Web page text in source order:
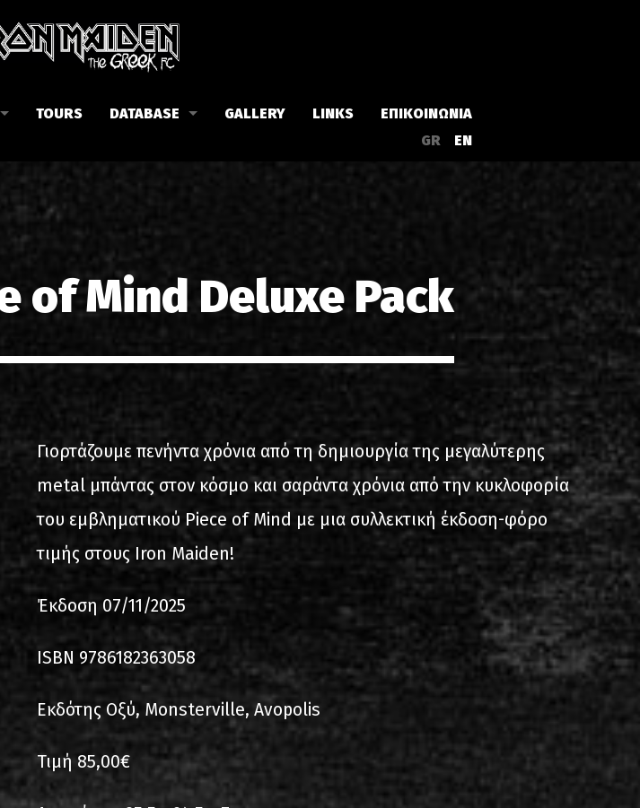
στην Ελλάδα
Ελλάδα
1988-09-13 Νέα Φιλαδέλφεια
1998-09-04 Λυκαβηττός
2000-11-10 Άγιος Κοσμάς
2005-06-21 Μαλακάσα
2008-08-02 Μαλακάσα
2011-06-17 Μαλακάσα
2018-07-20 Μαλακάσα
2022-07-16 Ολυμπιακό Στάδιο
TOURS DATABASE
Singles
Συλλογές
Live
Λίστα ηχογραφήσεων
Στίχοι
Κριτικές
Συνεντεύξεις
GALLERY LINKS
ΕΠΙΚΟΙΝΩΝΙΑ
GR
EN
of Mind Deluxe Pack
Γιορτάζουμε πενήντα χρόνια από τη δημιουργία της μεγαλύτερης
metal μπάντας στον κόσμο και σαράντα χρόνια από την κυκλοφορία
του εμβληματικού Piece of Mind με μια συλλεκτική έκδοση-φόρο
τιμής στους Iron Maiden!
Έκδοση 07/11/2025
ISBN 9786182363058
Εκδότης Οξύ, Monsterville, Avopolis
Τιμή 85,00€